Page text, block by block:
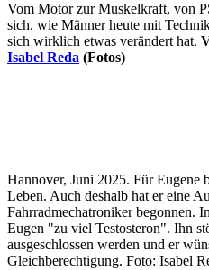
Vom Motor zur Muskelkraft, von
sich, wie Männer heute mit
sich wirklich etwas verändert hat.
Isabel Reda (Fotos)
Hannover, Juni 2025. Für Eugene
Leben. Auch deshalb hat er eine
Fahrradmechatroniker begonnen.
Eugen "zu viel Testosteron". Ihn
ausgeschlossen werden und er
Gleichberechtigung. Foto: Isabel